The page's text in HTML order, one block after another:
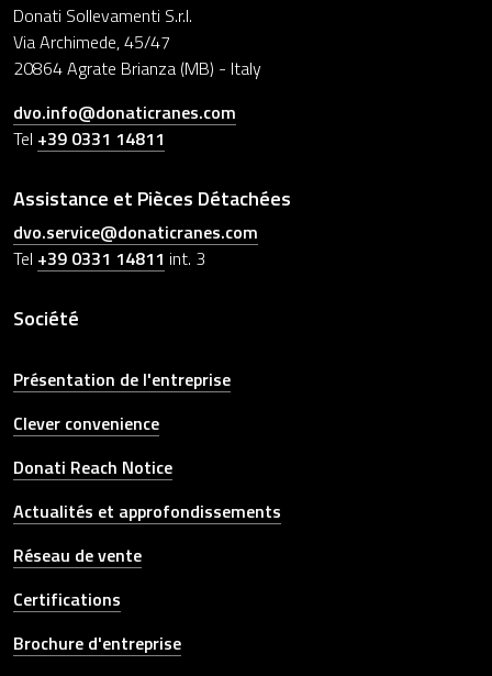
Donati Sollevamenti S.r.l.
Via Archimede, 45/47
20864 Agrate Brianza (MB) - Italy
dvo.info@donaticranes.com
Tel +39 0331 14811
Assistance et Pièces Détachées
dvo.service@donaticranes.com
Tel +39 0331 14811 int. 3
Société
Présentation de l'entreprise
Clever convenience
Donati Reach Notice
Actualités et approfondissements
Réseau de vente
Certifications
Brochure d'entreprise